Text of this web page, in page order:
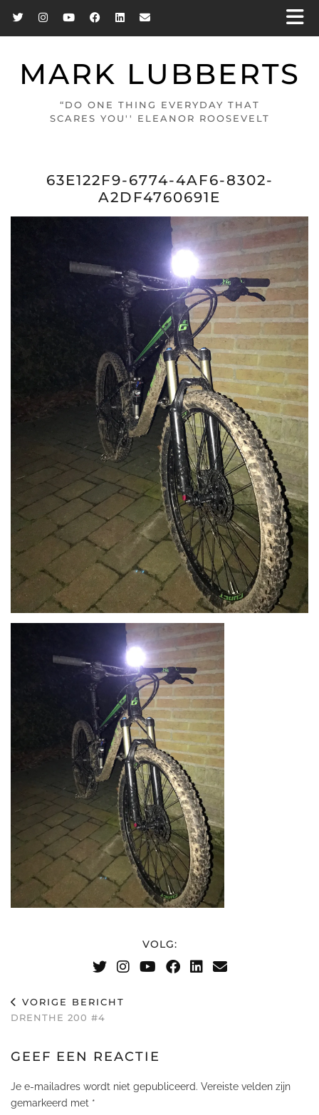
MARK LUBBERTS
“DO ONE THING EVERYDAY THAT
SCARES YOU'' ELEANOR ROOSEVELT
63E122F9-6774-4AF6-8302-
A2DF4760691E
VOLG:
VORIGE BERICHT
DRENTHE 200 #4
GEEF EEN REACTIE
Je e-mailadres wordt niet gepubliceerd. Vereiste velden zijn
gemarkeerd met *